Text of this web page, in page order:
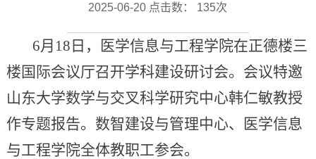
2025-06-20 点击数： 135次
6月18日，医学信息与工程学院在正德楼三
楼国际会议厅召开学科建设研讨会。会议特邀
山东大学数学与交叉科学研究中心韩仁敏教授
作专题报告。数智建设与管理中心、医学信息
与工程学院全体教职工参会。